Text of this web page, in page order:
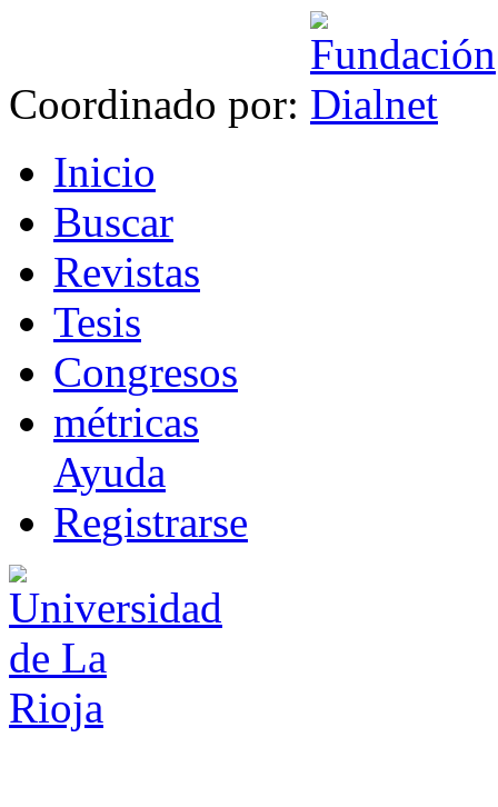
Coordinado por:
Inicio
Buscar
Revistas
Tesis
Congresos
métricas
Ayuda
Registrarse